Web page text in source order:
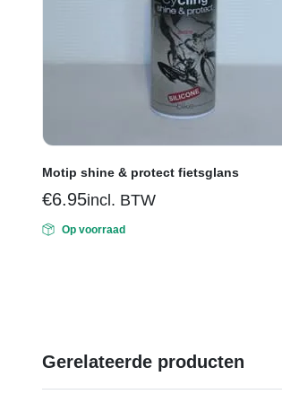
Motip shine & protect fietsglans
€6.95incl. BTW
Op voorraad
Gerelateerde producten